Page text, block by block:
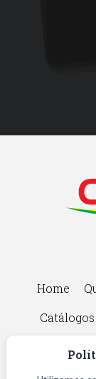
Home
Catálogos